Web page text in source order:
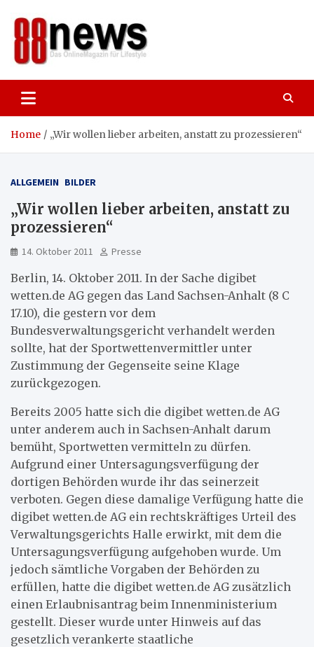
content
Home „Wir wollen lieber arbeiten, anstatt zu prozessieren“
ALLGEMEIN BILDER
„Wir wollen lieber arbeiten, anstatt zu
prozessieren“
14. Oktober 2011 Presse
Berlin, 14. Oktober 2011. In der Sache digibet
wetten.de AG gegen das Land Sachsen-Anhalt (8 C
17.10), die gestern vor dem
Bundesverwaltungsgericht verhandelt werden
sollte, hat der Sportwettenvermittler unter
Zustimmung der Gegenseite seine Klage
zurückgezogen.
Bereits 2005 hatte sich die digibet wetten.de AG
unter anderem auch in Sachsen-Anhalt darum
bemüht, Sportwetten vermitteln zu dürfen.
Aufgrund einer Untersagungsverfügung der
dortigen Behörden wurde ihr das seinerzeit
verboten. Gegen diese damalige Verfügung hatte die
digibet wetten.de AG ein rechtskräftiges Urteil des
Verwaltungsgerichts Halle erwirkt, mit dem die
Untersagungsverfügung aufgehoben wurde. Um
jedoch sämtliche Vorgaben der Behörden zu
erfüllen, hatte die digibet wetten.de AG zusätzlich
einen Erlaubnisantrag beim Innenministerium
gestellt. Dieser wurde unter Hinweis auf das
gesetzlich verankerte staatliche